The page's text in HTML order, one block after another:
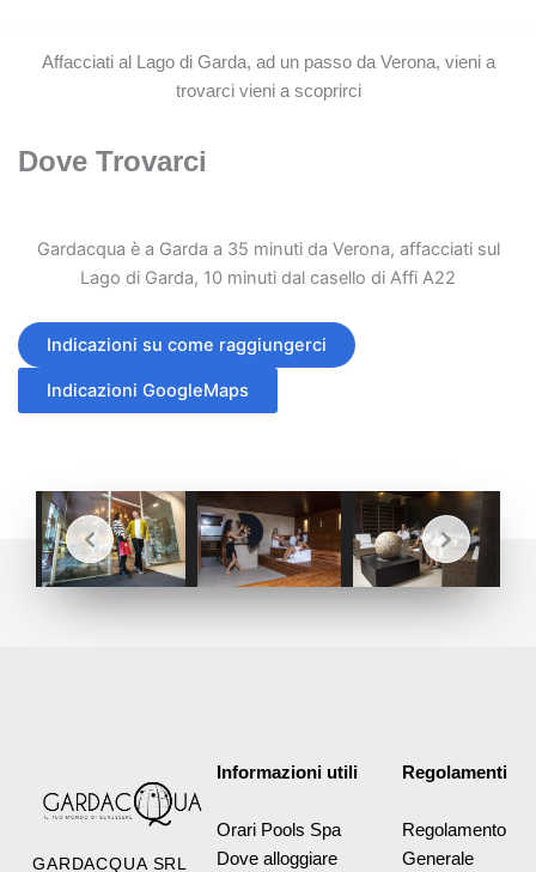
Affacciati al Lago di Garda, ad un passo da Verona, vieni a
trovarci vieni a scoprirci
Dove Trovarci
Gardacqua è a Garda a 35 minuti da Verona, affacciati sul
Lago di Garda, 10 minuti dal casello di Affi A22
Indicazioni su come raggiungerci
Indicazioni GoogleMaps
GARDACQUA SRL
Informazioni utili
Orari Pools Spa
Dove alloggiare
Regolamenti
Regolamento
Generale